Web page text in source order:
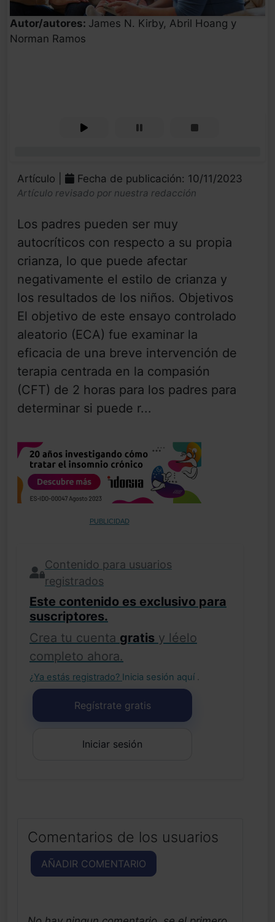
Autor/autores: James N. Kirby, Abril Hoang y
Norman Ramos
Artículo | Fecha de publicación: 10/11/2023
Artículo revisado por nuestra redacción
Los padres pueden ser muy
autocríticos con respecto a su propia
crianza, lo que puede afectar
negativamente el estilo de crianza y
los resultados de los niños. Objetivos
El objetivo de este ensayo controlado
aleatorio (ECA) fue examinar la
eficacia de una breve intervención de
terapia centrada en la compasión
(CFT) de 2 horas para los padres para
determinar si puede r...
PUBLICIDAD
Contenido para usuarios
registrados
Este contenido es exclusivo para
suscriptores.
Crea tu cuenta gratis y léelo
completo ahora.
¿Ya estás registrado? Inicia sesión aquí .
Regístrate gratis
Iniciar sesión
Comentarios de los usuarios
AÑADIR COMENTARIO